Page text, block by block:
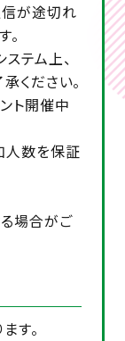
信が途切れ
テム上、
ください。
ト開催中
人数を保証
場合がご
す。